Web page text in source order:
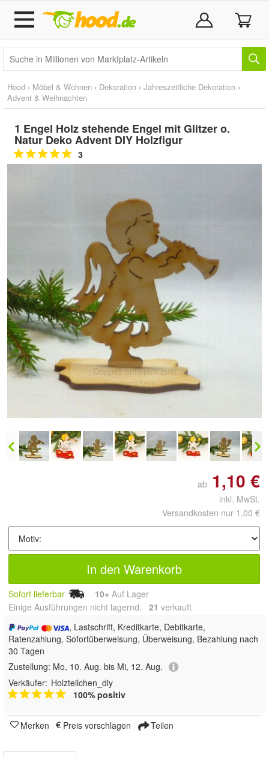
Hood › Möbel & Wohnen › Dekoration › Jahreszeitliche Dekoration ›
Advent & Weihnachten
1 Engel Holz stehende Engel mit Glitzer o.
Natur Deko Advent DIY Holzfigur
3
Doppelt antippen zum
vergrößern
ab 1,10 €
inkl. MwSt.
Versandkosten nur 1,00 €
In den Warenkorb
Sofort lieferbar 10+ Auf Lager
Einige Ausführungen nicht lagernd. 21 verkauft
, Lastschrift, Kreditkarte, Debitkarte,
Ratenzahlung, Sofortüberweisung, Überweisung, Bezahlung nach
30 Tagen
Zustellung: Mo, 10. Aug. bis Mi, 12. Aug.
Verkäufer: Holzteilchen_diy
100% positiv
Merken Preis vorschlagen Teilen